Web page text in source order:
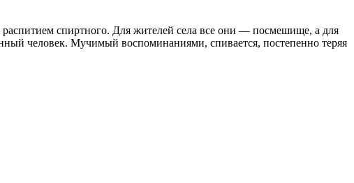
спиртного. Для жителей села все они — посмешище, а для
человек. Мучимый воспоминаниями, спивается, постепенно теряя